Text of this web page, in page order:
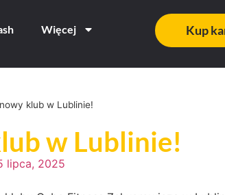
Więcej Kup
klub w Lublinie!
w Lublinie!
lipca, 2025